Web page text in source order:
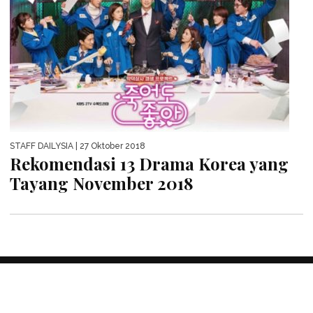
STAFF DAILYSIA | 27 Oktober 2018
Rekomendasi 13 Drama Korea yang
Tayang November 2018